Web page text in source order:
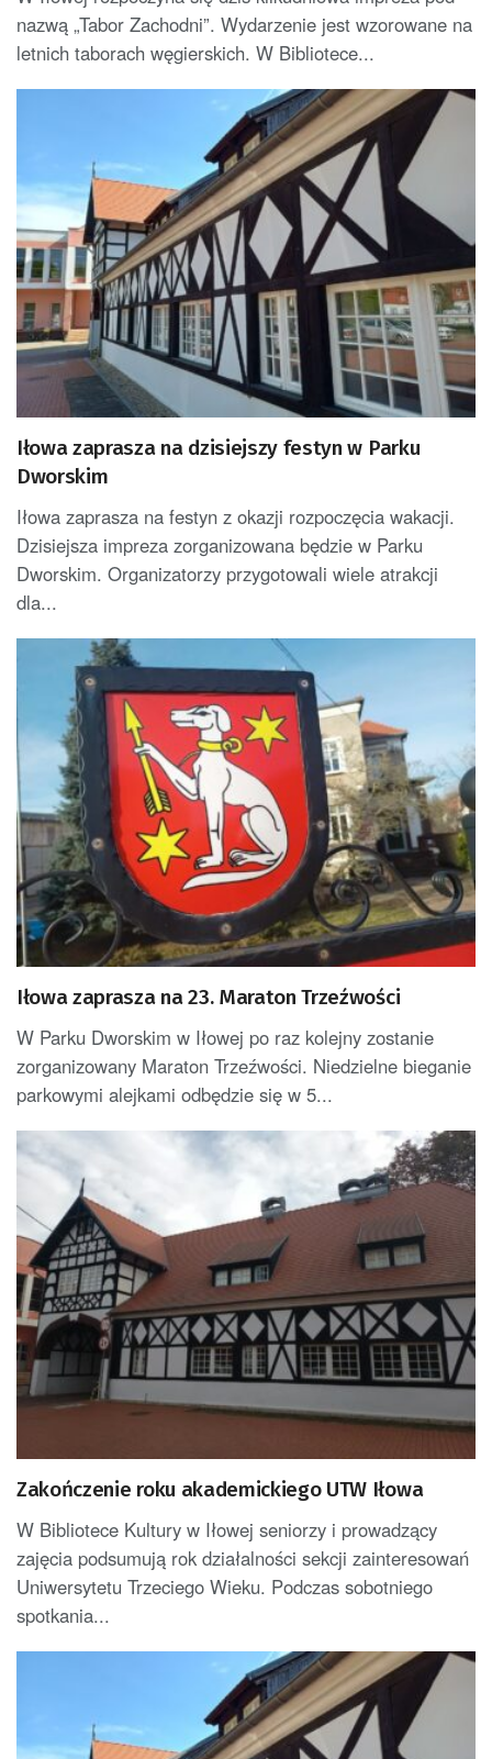
nazwą „Tabor Zachodni”. Wydarzenie jest wzorowane na
letnich taborach węgierskich. W Bibliotece...
Iłowa zaprasza na dzisiejszy festyn w Parku
Dworskim
Iłowa zaprasza na festyn z okazji rozpoczęcia wakacji.
Dzisiejsza impreza zorganizowana będzie w Parku
Dworskim. Organizatorzy przygotowali wiele atrakcji
dla...
Iłowa zaprasza na 23. Maraton Trzeźwości
W Parku Dworskim w Iłowej po raz kolejny zostanie
zorganizowany Maraton Trzeźwości. Niedzielne bieganie
parkowymi alejkami odbędzie się w 5...
Zakończenie roku akademickiego UTW Iłowa
W Bibliotece Kultury w Iłowej seniorzy i prowadzący
zajęcia podsumują rok działalności sekcji zainteresowań
Uniwersytetu Trzeciego Wieku. Podczas sobotniego
spotkania...